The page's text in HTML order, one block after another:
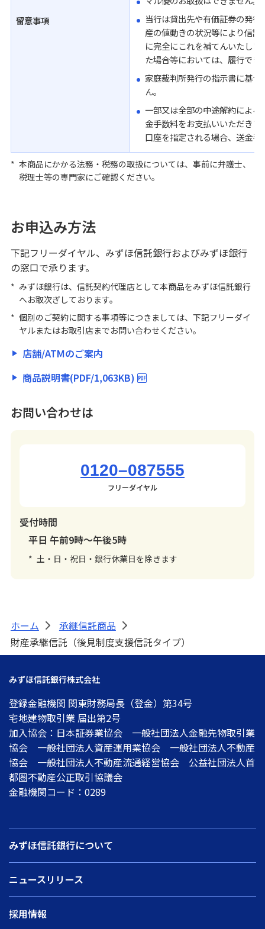
留意事項
当行は貸出先や有価証券の発
産の値動きの状況等により信
に完全にこれを補てんいたし
た場合等においては、履行でき
家庭裁判所発行の指示書に基
ん。
一部又は全部の中途解約によ
金手数料をお支払いいただき
口座を指定される場合、送金
* 本商品にかかる法務・税務の取扱については、事前に弁護士、
税理士等の専門家にご確認ください。
お申込み方法
下記フリーダイヤル、みずほ信託銀行およびみずほ銀行
の窓口で承ります。
* みずほ銀行は、信託契約代理店として本商品をみずほ信託銀行
へお取次ぎしております。
* 個別のご契約に関する事項等につきましては、下記フリーダイ
ヤルまたはお取引店までお問い合わせください。
店舗/ATMのご案内
商品説明書(PDF/1,063KB)
お問い合わせは
0120–087555
フリーダイヤル
受付時間
平日 午前9時～午後5時
* 土・日・祝日・銀行休業日を除きます
ホーム > 承継信託商品
>
財産承継信託（後見制度支援信託タイプ）
みずほ信託銀行株式会社
登録金融機関 関東財務局長（登金）第34号
宅地建物取引業 届出第2号
加入協会：日本証券業協会 一般社団法人金融先物取引業
協会 一般社団法人資産運用業協会 一般社団法人不動産
協会 一般社団法人不動産流通経営協会 公益社団法人首
都圏不動産公正取引協議会
金融機関コード：0289
みずほ信託銀行について
ニュースリリース
採用情報